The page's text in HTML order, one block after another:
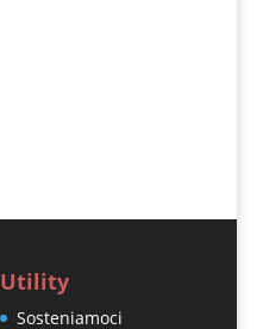
Utility
Sosteniamoci